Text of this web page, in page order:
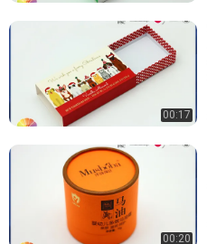
00:17
00:20